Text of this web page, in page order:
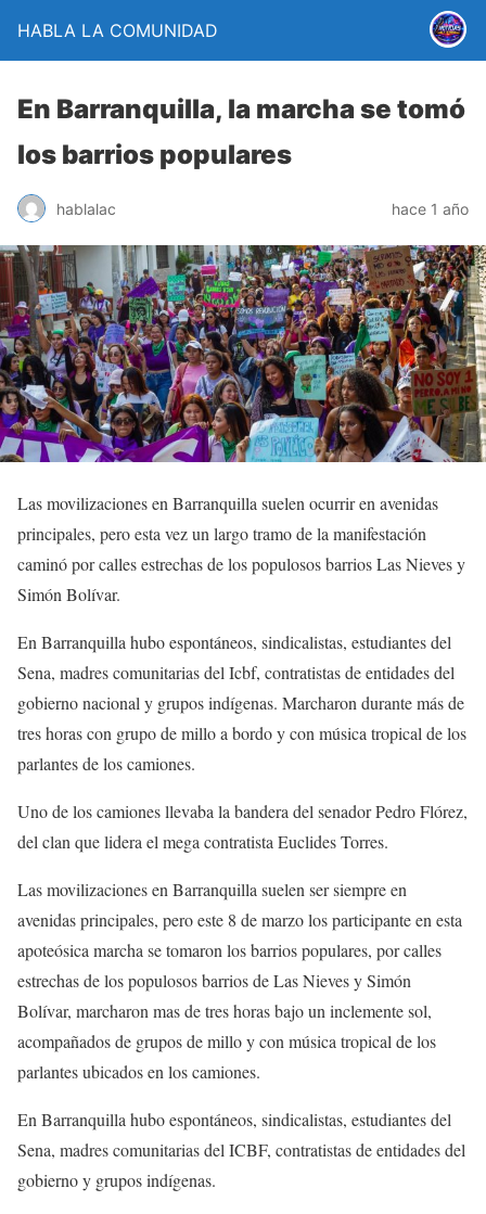
HABLA LA COMUNIDAD
En Barranquilla, la marcha se tomó
los barrios populares
hablalac hace 1 año
Las movilizaciones en Barranquilla suelen ocurrir en avenidas
principales, pero esta vez un largo tramo de la manifestación
caminó por calles estrechas de los populosos barrios Las Nieves y
Simón Bolívar.
En Barranquilla hubo espontáneos, sindicalistas, estudiantes del
Sena, madres comunitarias del Icbf, contratistas de entidades del
gobierno nacional y grupos indígenas. Marcharon durante más de
tres horas con grupo de millo a bordo y con música tropical de los
parlantes de los camiones.
Uno de los camiones llevaba la bandera del senador Pedro Flórez,
del clan que lidera el mega contratista Euclides Torres.
Las movilizaciones en Barranquilla suelen ser siempre en
avenidas principales, pero este 8 de marzo los participante en esta
apoteósica marcha se tomaron los barrios populares, por calles
estrechas de los populosos barrios de Las Nieves y Simón
Bolívar, marcharon mas de tres horas bajo un inclemente sol,
acompañados de grupos de millo y con música tropical de los
parlantes ubicados en los camiones.
En Barranquilla hubo espontáneos, sindicalistas, estudiantes del
Sena, madres comunitarias del ICBF, contratistas de entidades del
gobierno y grupos indígenas.